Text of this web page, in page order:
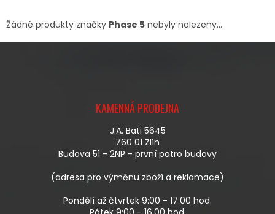
Žádné produkty značky Phase 5 nebyly nalezeny...
KAMENNÁ PRODEJNA
J.A. Bati 5645
760 01 Zlín
Budova 51 - 2NP - první patro budovy
(adresa pro výměnu zboží a reklamace)
Pondělí až čtvrtek 9:00 - 17:00 hod.